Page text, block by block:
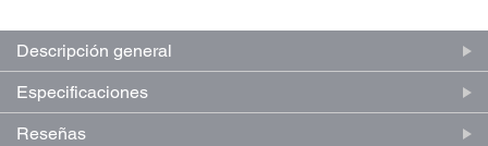
Descripción general
Especificaciones
Reseñas